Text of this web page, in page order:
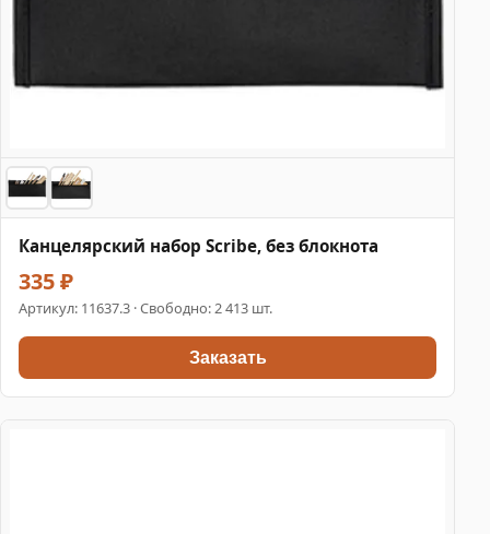
Канцелярский набор Scribe, без блокнота
335 ₽
Артикул: 11637.3 · Свободно: 2 413 шт.
Заказать